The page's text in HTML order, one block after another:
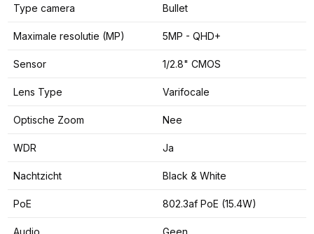
Type camera Bullet
Maximale resolutie (MP) 5MP - QHD+
Sensor 1/2.8" CMOS
Lens Type Varifocale
Optische Zoom Nee
WDR Ja
Nachtzicht Black & White
PoE 802.3af PoE (15.4W)
Audio Geen